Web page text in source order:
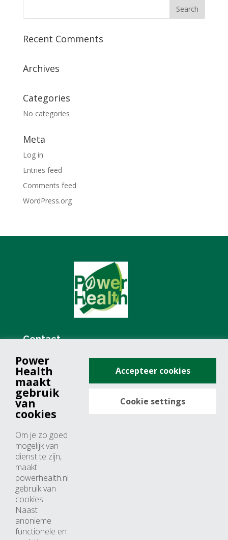
Recent Comments
Archives
Categories
No categories
Meta
Log in
Entries feed
Comments feed
WordPress.org
Contact
+31 (0)76 571 19 68
info@powerhealth.nl
Adresse
4817 ZH breda
Nederland
Horaires d’ouvertures
Du lundi au jeudi: 09:00 – 17:00
Vendredi: 09:00 – 15:00
Power
Health
maakt
gebruik
van
cookies
Om je zo goed
mogelijk van
dienst te zijn,
maakt
powerhealth.nl
gebruik van
cookies.
Naast
anonieme
functionele en
Accepteer cookies
Cookie settings